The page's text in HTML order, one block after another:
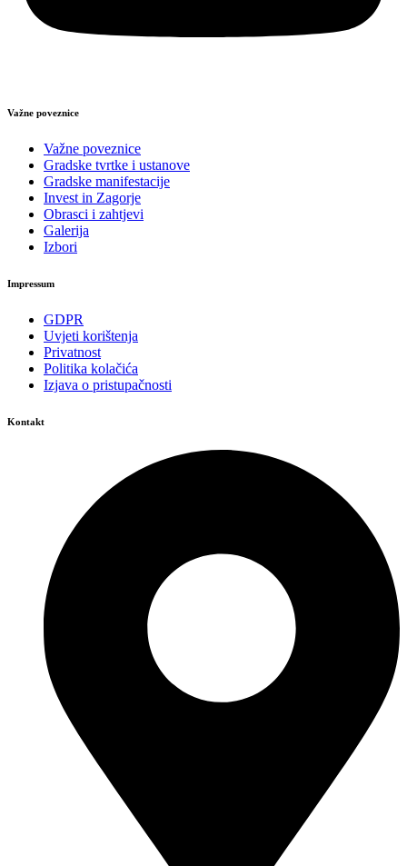
Važne poveznice
Važne poveznice
Gradske tvrtke i ustanove
Gradske manifestacije
Invest in Zagorje
Obrasci i zahtjevi
Galerija
Izbori
Impressum
GDPR
Uvjeti korištenja
Privatnost
Politika kolačića
Izjava o pristupačnosti
Kontakt